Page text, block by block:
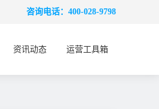
咨询电话：400-028-9798
资讯动态 运营工具箱